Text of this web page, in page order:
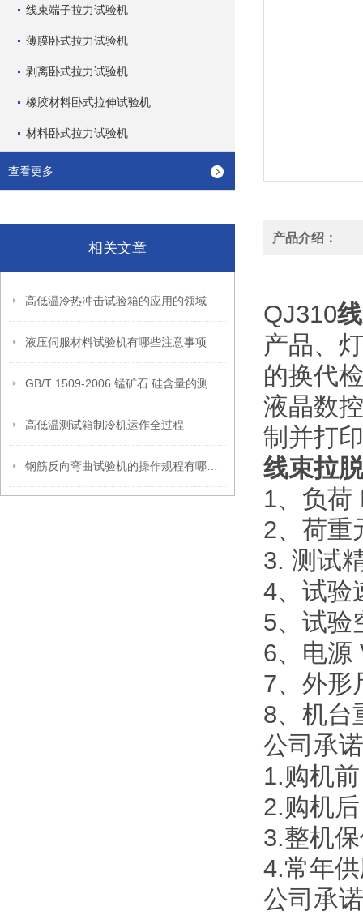
线束端子拉力试验机
薄膜卧式拉力试验机
剥离卧式拉力试验机
橡胶材料卧式拉伸试验机
材料卧式拉力试验机
查看更多
相关文章
高低温冷热冲击试验箱的应用的领域
液压伺服材料试验机有哪些注意事项
高低温测试箱制冷机运作全过程
产品介绍：
QJ310
产品、
的换代
液晶数
制并打
线束拉
1、负荷
2、荷重
3. 测试
4、试验
5、试验
6、电源
7、外形
8、机台
公司承
1.购机
2.购机
3.整机
4.常年
公司承